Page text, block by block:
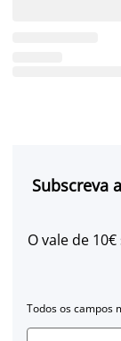
Subscreva
O vale de
Todos os campos